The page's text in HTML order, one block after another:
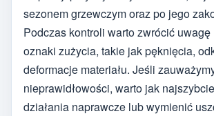
sezonem grzewczym oraz po jego
Podczas kontroli warto zwrócić
oznaki zużycia, takie jak pęknięcia,
deformacje materiału. Jeśli
nieprawidłowości, warto jak
działania naprawcze lub wymienić